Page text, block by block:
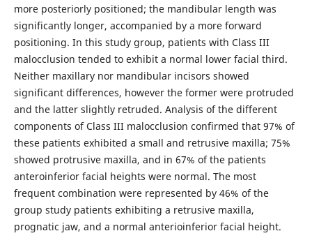
more posteriorly positioned; the mandibular length was
significantly longer, accompanied by a more forward
positioning. In this study group, patients with Class III
malocclusion tended to exhibit a normal lower facial third.
Neither maxillary nor mandibular incisors showed
significant differences, however the former were protruded
and the latter slightly retruded. Analysis of the different
components of Class III malocclusion confirmed that 97% of
these patients exhibited a small and retrusive maxilla; 75%
showed protrusive maxilla, and in 67% of the patients
anteroinferior facial heights were normal. The most
frequent combination were represented by 46% of the
group study patients exhibiting a retrusive maxilla,
prognatic jaw, and a normal anterioinferior facial height.